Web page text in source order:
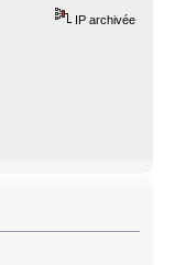
IP archivée